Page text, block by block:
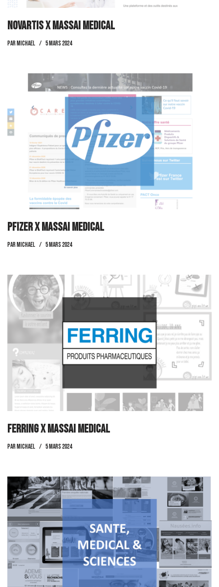
Novartis x Massai Medical
par Michael 5 mars 2024
Pfizer x Massai Medical
parMichael 5 mars 2024
ferring x Massai Medical
par Michael 5 mars 2024